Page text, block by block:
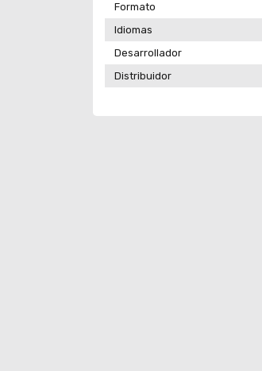
Formato
Idiomas
Desarrollador
Distribuidor